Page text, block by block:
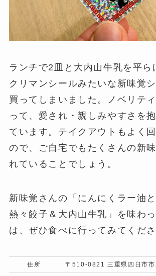
ランチで2皿と大内山牛乳を平ら
クリマンシールみたいな新味覚
買ってしまいました。ノベリテ
って、愛され・親しみやすさを
ています。テイクアウトもよく
ので、ご自宅でもたくさんの新
れていることでしょう。
新味覚さんの「にんにくラー油
熱々餃子＆大内山牛乳」を味わ
は、ぜひ食べに行ってみてくださ
住所 〒510-0821 三重県四日市市